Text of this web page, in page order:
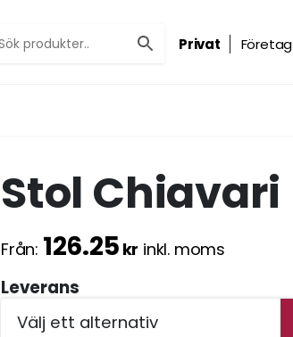
Privat
Företag
Stol Chiavari
Från: 126.25 kr inkl. moms
Leverans